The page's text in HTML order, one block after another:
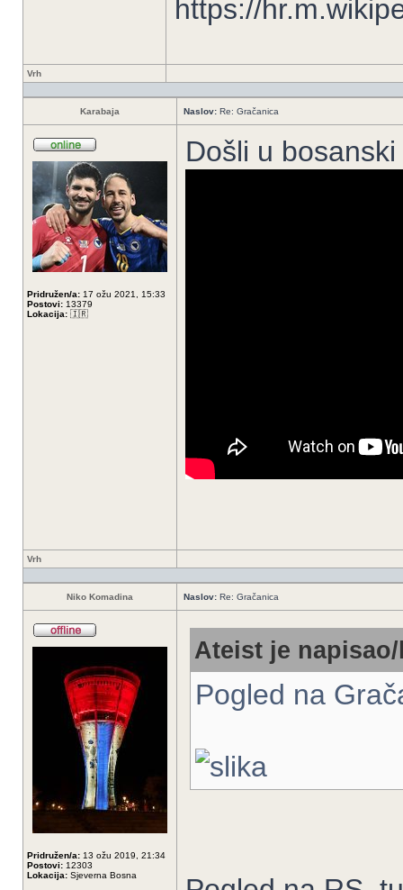
https://
Vrh
Karabaja Naslov: Re: Gračanica
Pridružen/a: 17 ožu 2021, 15:33
Postovi: 13379
Lokacija: 🇮🇷
Došli u
Vrh
Niko Komadina Naslov: Re: Gračanica
Pridružen/a: 13 ožu 2019, 21:34
Postovi: 12303
Lokacija: Sjeverna Bosna
Ateist je
Pogled na